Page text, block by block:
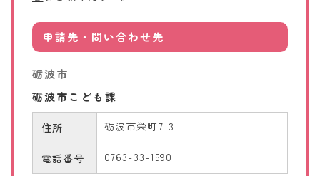
申請先・問い合わせ先
砺波市
砺波市こども課
住所 砺波市栄町7-3
電話番号 0763-33-1590